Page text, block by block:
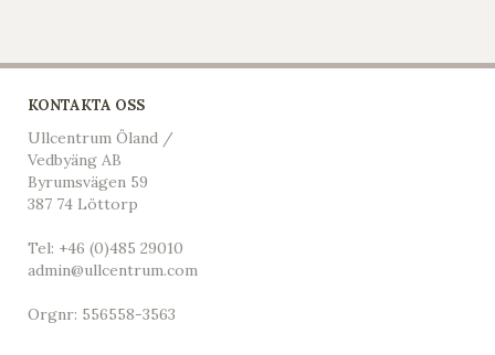
KONTAKTA OSS
Ullcentrum Öland /
Vedbyäng AB
Byrumsvägen 59
387 74 Löttorp
Tel: +46 (0)485 29010
admin@ullcentrum.com
Orgnr: 556558-3563